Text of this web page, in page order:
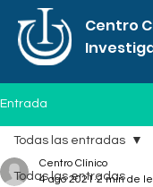
Centro
Entrada
Todas las entradas
Todas las entradas
Centro Clínico
4 ago 2021 2 min de